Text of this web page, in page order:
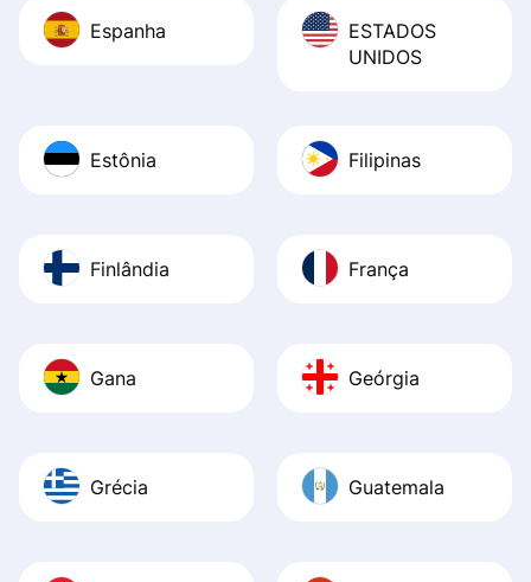
Espanha
ESTADOS
UNIDOS
Estônia Filipinas
Finlândia França
Gana Geórgia
Grécia Guatemala